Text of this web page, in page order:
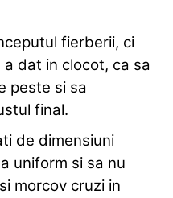
fierberii, ci
dat in clocot, ca sa
peste si sa
final.
de dimensiuni
uniform si sa nu
morcov cruzi in